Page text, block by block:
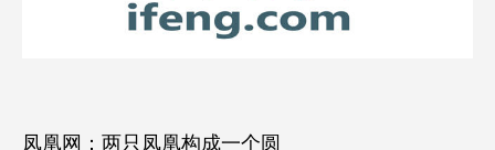
凤凰网：两只凤凰构成一个圆